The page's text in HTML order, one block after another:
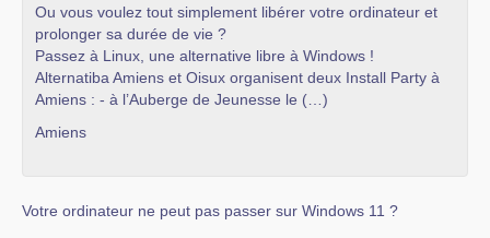
Ou vous voulez tout simplement libérer votre ordinateur et
prolonger sa durée de vie ?
Passez à Linux, une alternative libre à Windows !
Alternatiba Amiens et Oisux organisent deux Install Party à
Amiens : - à l’Auberge de Jeunesse le (…)
Amiens
Votre ordinateur ne peut pas passer sur Windows 11 ?